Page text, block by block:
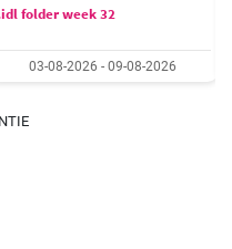
folder week 32
03-08-2026 - 09-08-2026